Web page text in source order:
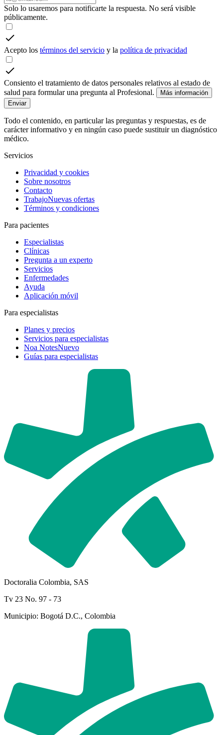
Solo lo usaremos para notificarte la respuesta. No será visible
públicamente.
Acepto los términos del servicio y la política de privacidad
Consiento el tratamiento de datos personales relativos al estado de
salud para formular una pregunta al Profesional.
Más información
Enviar
Todo el contenido, en particular las preguntas y respuestas, es de
carácter informativo y en ningún caso puede sustituir un diagnóstico
médico.
Servicios
Privacidad y cookies
Sobre nosotros
Contacto
TrabajoNuevas ofertas
Términos y condiciones
Para pacientes
Especialistas
Clínicas
Pregunta a un experto
Servicios
Enfermedades
Ayuda
Aplicación móvil
Para especialistas
Planes y precios
Servicios para especialistas
Noa NotesNuevo
Guías para especialistas
Doctoralia Colombia, SAS
Tv 23 No. 97 - 73
Municipio: Bogotá D.C., Colombia